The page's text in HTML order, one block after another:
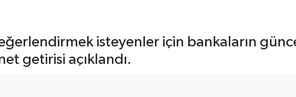
isteyenler için bankaların
getirisi açıklandı.